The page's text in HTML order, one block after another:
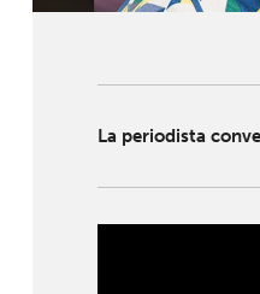
La periodista